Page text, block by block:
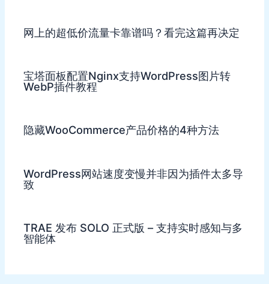
网上的超低价流量卡靠谱吗？看完这篇再决定
宝塔面板配置Nginx支持WordPress图片转
WebP插件教程
隐藏WooCommerce产品价格的4种方法
WordPress网站速度变慢并非因为插件太多导
致
TRAE 发布 SOLO 正式版 – 支持实时感知与多
智能体